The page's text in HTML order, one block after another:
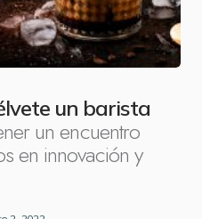
un barista
un encuentro
en innovación y